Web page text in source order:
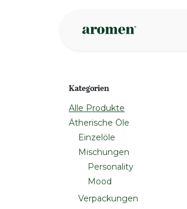
Kategorien
Alle Produkte
Ätherische Öle
Einzelöle
Mischungen
Personality
Mood
Verpackungen